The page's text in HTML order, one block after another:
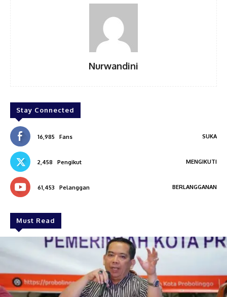
Nurwandini
Stay Connected
16,985 Fans SUKA
2,458 Pengikut MENGIKUTI
61,453 Pelanggan BERLANGGANAN
Must Read